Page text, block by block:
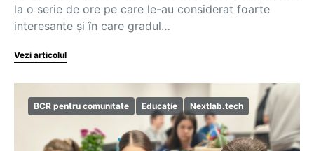
la o serie de ore pe care le-au considerat foarte
interesante și în care gradul…
Vezi articolul
BCR pentru comunitate Educație Nextlab.tech